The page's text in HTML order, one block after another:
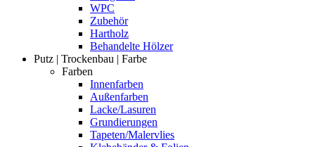
WPC
Zubehör
Hartholz
Behandelte Hölzer
Putz | Trockenbau | Farbe
Farben
Innenfarben
Außenfarben
Lacke/Lasuren
Grundierungen
Tapeten/Malervlies